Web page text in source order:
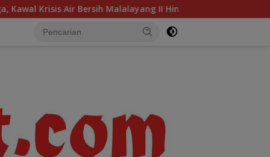
Bersih Malalayang II Hingga Perbaikan Infrastruktur